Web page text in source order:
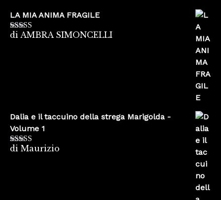
LA MIA ANIMA FRAGILE
Valutato5su
di AMBRA SIMONCELLI
Dalia e il taccuino della strega Marigolda -
Volume 1
Valutato4
di Maurizio